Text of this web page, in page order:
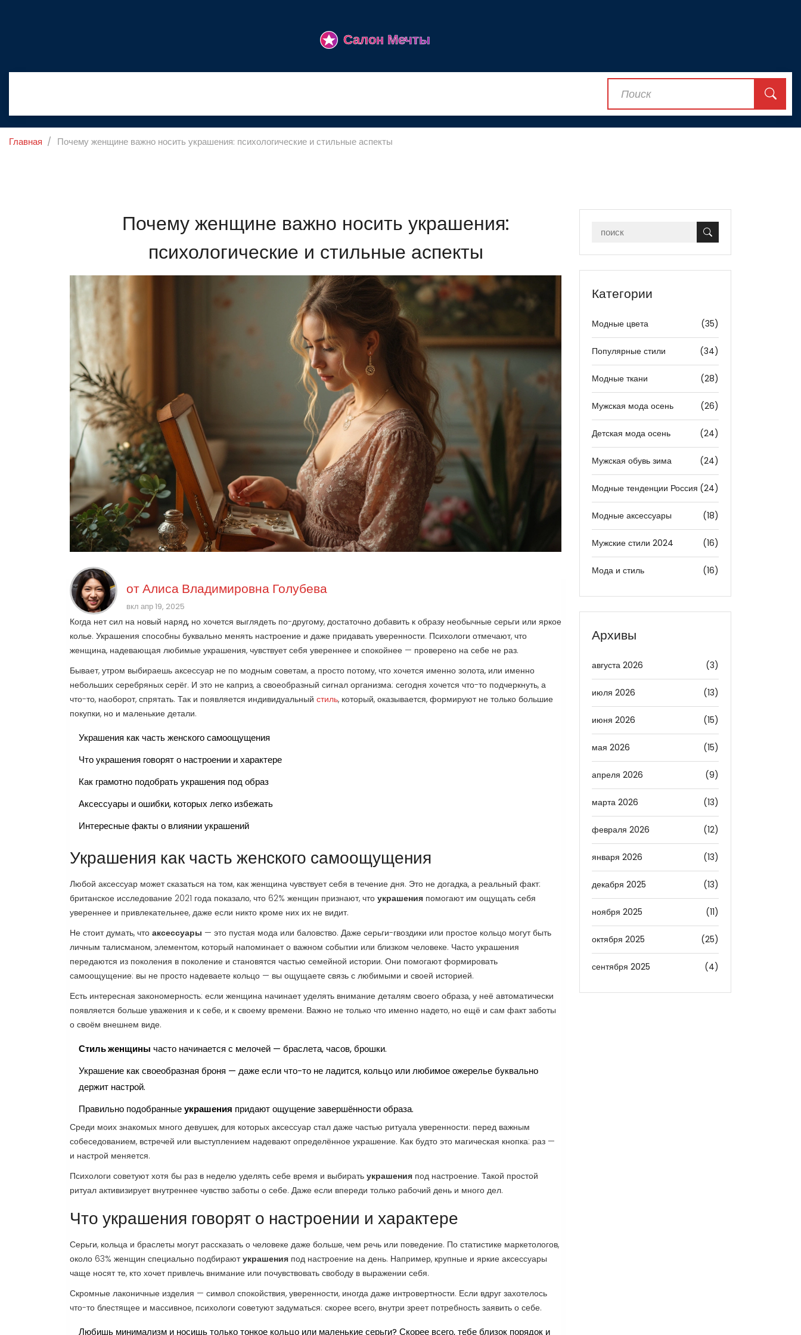
Главная Почему женщине важно носить украшения: психологические и стильные аспекты
Почему женщине важно носить украшения:
психологические и стильные аспекты
отАлиса Владимировна Голубева
вкл апр 19, 2025
Когда нет сил на новый наряд, но хочется выглядеть по-другому, достаточно добавить к образу необычные серьги или яркое
колье. Украшения способны буквально менять настроение и даже придавать уверенности. Психологи отмечают, что
женщина, надевающая любимые украшения, чувствует себя увереннее и спокойнее — проверено на себе не раз.
Бывает, утром выбираешь аксессуар не по модным советам, а просто потому, что хочется именно золота, или именно
небольших серебряных серёг. И это не каприз, а своеобразный сигнал организма: сегодня хочется что-то подчеркнуть, а
что-то, наоборот, спрятать. Так и появляется индивидуальный стиль, который, оказывается, формируют не только большие
покупки, но и маленькие детали.
Украшения как часть женского самоощущения
Что украшения говорят о настроении и характере
Как грамотно подобрать украшения под образ
Аксессуары и ошибки, которых легко избежать
Интересные факты о влиянии украшений
Украшения как часть женского самоощущения
Любой аксессуар может сказаться на том, как женщина чувствует себя в течение дня. Это не догадка, а реальный факт:
британское исследование 2021 года показало, что 62% женщин признают, что украшения помогают им ощущать себя
увереннее и привлекательнее, даже если никто кроме них их не видит.
Не стоит думать, что аксессуары — это пустая мода или баловство. Даже серьги-гвоздики или простое кольцо могут быть
личным талисманом, элементом, который напоминает о важном событии или близком человеке. Часто украшения
передаются из поколения в поколение и становятся частью семейной истории. Они помогают формировать
самоощущение: вы не просто надеваете кольцо — вы ощущаете связь с любимыми и своей историей.
Есть интересная закономерность: если женщина начинает уделять внимание деталям своего образа, у неё автоматически
появляется больше уважения и к себе, и к своему времени. Важно не только что именно надето, но ещё и сам факт заботы
о своём внешнем виде.
Стиль женщины часто начинается с мелочей — браслета, часов, брошки.
Украшение как своеобразная броня — даже если что-то не ладится, кольцо или любимое ожерелье буквально
держит настрой.
Правильно подобранныеукрашения придают ощущение завершённости образа.
Среди моих знакомых много девушек, для которых аксессуар стал даже частью ритуала уверенности: перед важным
собеседованием, встречей или выступлением надевают определённое украшение. Как будто это магическая кнопка: раз —
и настрой меняется.
Психологи советуют хотя бы раз в неделю уделять себе время и выбирать украшения под настроение. Такой простой
ритуал активизирует внутреннее чувство заботы о себе. Даже если впереди только рабочий день и много дел.
Что украшения говорят о настроении и характере
Серьги, кольца и браслеты могут рассказать о человеке даже больше, чем речь или поведение. По статистике маркетологов,
около 63% женщин специально подбираютукрашения под настроение на день. Например, крупные и яркие аксессуары
чаще носят те, кто хочет привлечь внимание или почувствовать свободу в выражении себя.
Скромные лаконичные изделия — символ спокойствия, уверенности, иногда даже интровертности. Если вдруг захотелось
что-то блестящее и массивное, психологи советуют задуматься: скорее всего, внутри зреет потребность заявить о себе.
Любишь минимализм и носишь только тонкое кольцо или маленькие серьги? Скорее всего, тебе близок порядок и
Категории
Модные цвета (35)
Популярные стили (34)
Модные ткани (28)
Мужская мода осень (26)
Детская мода осень (24)
Мужская обувь зима (24)
Модные тенденции Россия (24)
Модные аксессуары (18)
Мужские стили 2024 (16)
Мода и стиль (16)
Архивы
августа 2026 (3)
июля 2026 (13)
июня 2026 (15)
мая 2026 (15)
апреля 2026 (9)
марта 2026 (13)
февраля 2026 (12)
января 2026 (13)
декабря 2025 (13)
ноября 2025 (11)
октября 2025 (25)
сентября 2025 (4)